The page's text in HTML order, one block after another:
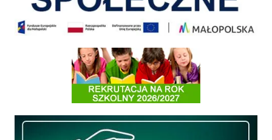
Informacja o terminach rekrutacji na rok szkolny 2026/2027
Międzyzakładowa Kasa Zapomogowo - Pożyczkowa